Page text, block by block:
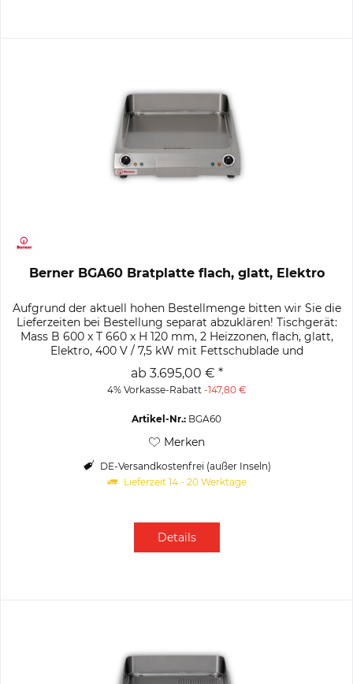
Berner BGA60 Bratplatte flach, glatt, Elektro
Aufgrund der aktuell hohen Bestellmenge bitten wir Sie die
Lieferzeiten bei Bestellung separat abzuklären! Tischgerät:
Mass B 600 x T 660 x H 120 mm, 2 Heizzonen, flach, glatt,
Elektro, 400 V / 7,5 kW mit Fettschublade und
abnehmbarem...
ab 3.695,00 € *
4% Vorkasse-Rabatt -147,80 €
Artikel-Nr.: BGA60
Merken
DE-Versandkostenfrei (außer Inseln)
Lieferzeit 14 - 20 Werktage
Details